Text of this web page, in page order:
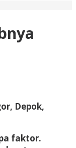
Depok,
faktor.